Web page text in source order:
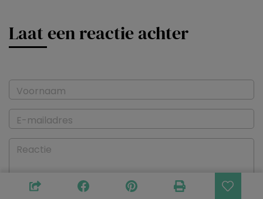
Laat een reactie achter
Voornaam
E-mailadres
Reactie